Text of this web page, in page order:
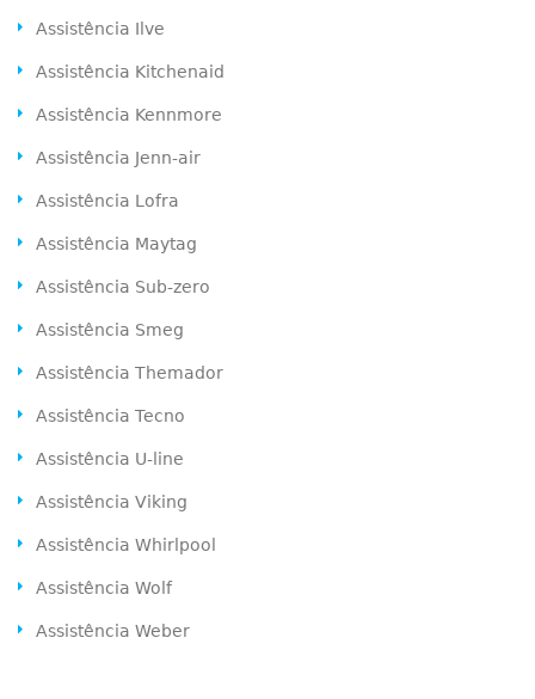
Assistência Ilve
Assistência Kitchenaid
Assistência Kennmore
Assistência Jenn-air
Assistência Lofra
Assistência Maytag
Assistência Sub-zero
Assistência Smeg
Assistência Themador
Assistência Tecno
Assistência U-line
Assistência Viking
Assistência Whirlpool
Assistência Wolf
Assistência Weber